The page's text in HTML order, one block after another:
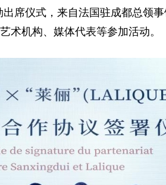
席仪式，来自法国驻成都总领
术机构、媒体代表等参加活动。